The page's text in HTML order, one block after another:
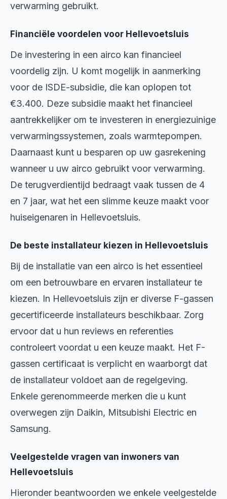
verwarming gebruikt.
Financiële voordelen voor Hellevoetsluis
De investering in een airco kan financieel
voordelig zijn. U komt mogelijk in aanmerking
voor de ISDE-subsidie, die kan oplopen tot
€3.400. Deze subsidie maakt het financieel
aantrekkelijker om te investeren in energiezuinige
verwarmingssystemen, zoals warmtepompen.
Daarnaast kunt u besparen op uw gasrekening
wanneer u uw airco gebruikt voor verwarming.
De terugverdientijd bedraagt vaak tussen de 4
en 7 jaar, wat het een slimme keuze maakt voor
huiseigenaren in Hellevoetsluis.
De beste installateur kiezen in Hellevoetsluis
Bij de installatie van een airco is het essentieel
om een betrouwbare en ervaren installateur te
kiezen. In Hellevoetsluis zijn er diverse F-gassen
gecertificeerde installateurs beschikbaar. Zorg
ervoor dat u hun reviews en referenties
controleert voordat u een keuze maakt. Het F-
gassen certificaat is verplicht en waarborgt dat
de installateur voldoet aan de regelgeving.
Enkele gerenommeerde merken die u kunt
overwegen zijn Daikin, Mitsubishi Electric en
Samsung.
Veelgestelde vragen van inwoners van
Hellevoetsluis
Hieronder beantwoorden we enkele veelgestelde